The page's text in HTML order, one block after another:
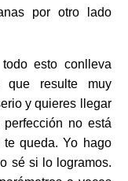
por otro lado
esto conlleva
resulte muy
y quieres llegar
no está
queda. Yo hago
sé si lo logramos.